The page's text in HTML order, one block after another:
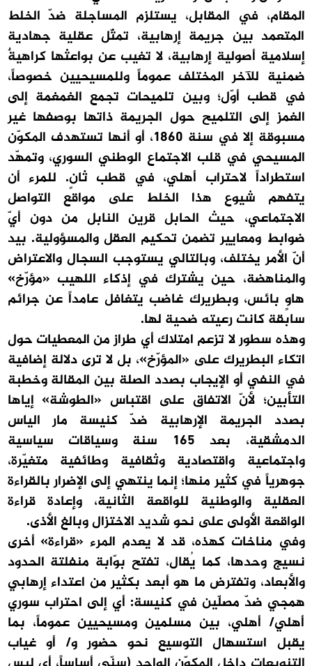
المقام، في المقابل، يستلزم المساجلة ضدّ الخلط
المتعمد بين جريمة إرهابية، تمثّل عقلية جهادية
إسلامية أصولية إرهابية، لا تغيب عن بواعثها كراهيةٌ
ضمنية للآخر المختلف عموماً وللمسيحيين خصوصاً،
في قطب أوّل؛ وبين تلميحات تجمع الغمغمة إلى
الغمز إلى التلميح حول الجريمة ذاتها بوصفها غير
مسبوقة إلا في سنة 1860، أو أنها تستهدف المكوّن
المسيحي في قلب الاجتماع الوطني السوري، وتمهّد
استطراداً لاحتراب أهلي، في قطب ثانٍ. للمرء أن
يتفهم شيوع هذا الخلط على مواقع التواصل
الاجتماعي، حيث الحابل قرين النابل من دون أيّ
ضوابط ومعايير تضمن تحكيم العقل والمسؤولية. بيد
أنّ الأمر يختلف، وبالتالي يستوجب السجال والاعتراض
والمناهضة، حين يشترك في إذكاء اللهيب «مؤرّخ»
هاوٍ بائس، وبطريرك غاضب يتغافل عامداً عن جرائم
سابقة كانت رعيته ضحية لها.
وهذه سطور لا تزعم امتلاك أي طراز من المعطيات حول
اتكاء البطريرك على «المؤرّخ»، بل لا ترى دلالة إضافية
في النفي أو الإيجاب بصدد الصلة بين المقالة وخطبة
التأبين؛ لأنّ الاتفاق على اقتباس «الطوشة» إياها
بصدد الجريمة الإرهابية ضدّ كنيسة مار الياس
الدمشقية، بعد 165 سنة وسياقات سياسية
واجتماعية واقتصادية وثقافية وطائفية متغيّرة،
جوهرياً في كثير منها؛ إنما ينتهي إلى الإضرار بالقراءة
العقلية والوطنية للواقعة الثانية، وإعادة قراءة
الواقعة الأولى على نحو شديد الاختزال وبالغ الأذى.
وفي مناخات كهذه، قد لا يعدم المرء «قراءة» أخرى
نسيج وحدها، كما يُقال، تفتح بوّابة منفلتة الحدود
والأبعاد، وتفترض ما هو أبعد بكثير من اعتداء إرهابي
همجي ضدّ مصلّين في كنيسة: أي إلى احتراب سوري
أهلي/ أهلي، بين مسلمين ومسيحيين عموماً، بما
يقبل استسهال التوسيع نحو حضور و/ أو غياب